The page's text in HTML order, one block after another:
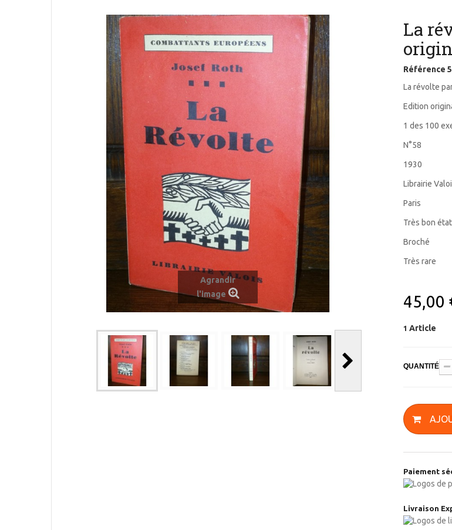
Agrandir
l'image
La
Référence
La révolte
Edition
1 des 100
N°58
1930
Librairie
Paris
Très bon état
Broché
Très rare
45,00
1 Article
QUANTITÉ
Paiement
Livraison